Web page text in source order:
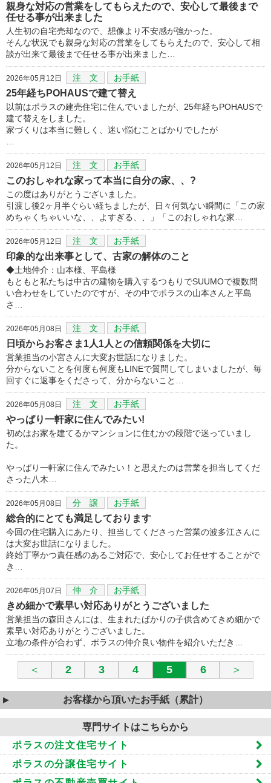
親身な対応の営業をしてもらえたので、安心して最後まで
任せる事が出来ました
人生初の自宅売却なので、想像より不安感が強かった。
そんな状況でも親身な対応の営業をしてもらえたので、安心して相
談が出来て最後まで任せる事が出来ました…
2026年05月12日 注 文 お手紙
25年経ちPOHAUSで建て替え
以前はポラスの建売住宅に住んでいましたが、25年経ちPOHAUSで
建て替えをしました。
家づくりは本当に難しく、迷い悩むことばかりでしたが
2026年05月12日 注 文 お手紙
このおしゃれな家って本当に自分の家、、?
この度はありがとうございました。
引渡し後2ヶ月半ぐらい経ちましたが、日々何気ない瞬間に「この家
めちゃくちゃいいな、、よすぎる、、」「このおしゃれな家…
2026年05月12日 注 文 お手紙
印象的な出来事として、古家の解体のこと
◆土地仲介：山本様、平島様
もともと私たちは中古の建物を購入するつもりでSUUMOで複数問
い合わせをしていたのですが、その中でポラスの山本さんと平島
さ…
2026年05月08日 注 文 お手紙
日頃からお客さま1人1人との信頼関係を大切に
営業担当の小宮さんに大変お世話になりました。
分からないことを何度も何度もLINEで質問してしまいましたが、毎
回すぐに返事をくださって、分からないこと…
2026年05月08日 注 文 お手紙
やっぱり一軒家に住んでみたい!
初めはお家を建てるかマンションに住むかの段階で迷っていまし
た。
やっぱり一軒家に住んでみたい！と思えたのは営業を担当してくだ
さった八木…
2026年05月08日 分 譲 お手紙
総合的にとても満足しております
今回の住宅購入にあたり、担当してくださった営業の波多江さんに
は大変お世話になりました。
終始丁寧かつ責任感のあるご対応で、安心してお任せすることがで
き…
2026年05月07日 仲 介 お手紙
きめ細かで素早い対応ありがとうございました
営業担当の森田さんには、生まれたばかりの子供含めてきめ細かで
素早い対応ありがとうございました。
立地の条件が合わず、ポラスの仲介良い物件を紹介いただき…
＜ 2 3 4 5 6 ＞
お客様から頂いたお手紙（累計）
専門サイトはこちらから
ポラスの注文住宅サイト
ポラスの分譲住宅サイト